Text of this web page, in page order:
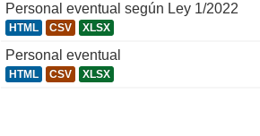
Personal eventual según Ley 1/2022
HTML CSV XLSX
Personal eventual
HTML CSV XLSX